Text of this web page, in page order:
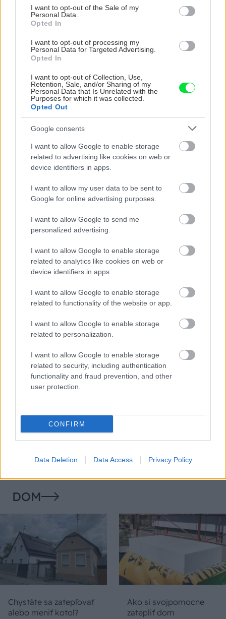
consent section.
I want to opt-out of the Sale of my
Personal Data.
Opted In
I want to opt-out of processing my
Personal Data for Targeted Advertising.
Opted In
I want to opt-out of Collection, Use,
Retention, Sale, and/or Sharing of my
Personal Data that Is Unrelated with the
Purposes for which it was collected.
Opted Out
Google consents
I want to allow Google to enable storage
related to advertising like cookies on web or
device identifiers in apps.
I want to allow my user data to be sent to
Google for online advertising purposes.
I want to allow Google to send me
personalized advertising.
I want to allow Google to enable storage
related to analytics like cookies on web or
device identifiers in apps.
I want to allow Google to enable storage
related to functionality of the website or app.
I want to allow Google to enable storage
related to personalization.
I want to allow Google to enable storage
related to security, including authentication
functionality and fraud prevention, and other
user protection.
CONFIRM
Data Deletion Data Access Privacy Policy
ochabnuté izbové
rastliny? Pravda vás
možno prekvapí
nakladačiek: Ako ich
podporiť k druhej vlne
kvitnutia?
CHALUPA
Na Morave prerobila
starú chalupu na
nepoznanie: Keď
že nie ste v Toskánsku
S motorovou pílou sa
dokáže aj podpísať.
montovaný domček v
duchu tradícií
10 najčastejších
skrytých chýb, ktoré
vás môžu nepríjemne
1654 sa nevidí každý
deň!
DOM
Chystáte sa zatepľovať
alebo meniť kotol?
Ako si svojpomocne
zatepliť dom